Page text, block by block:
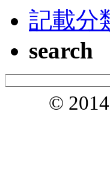
記載分
search
©